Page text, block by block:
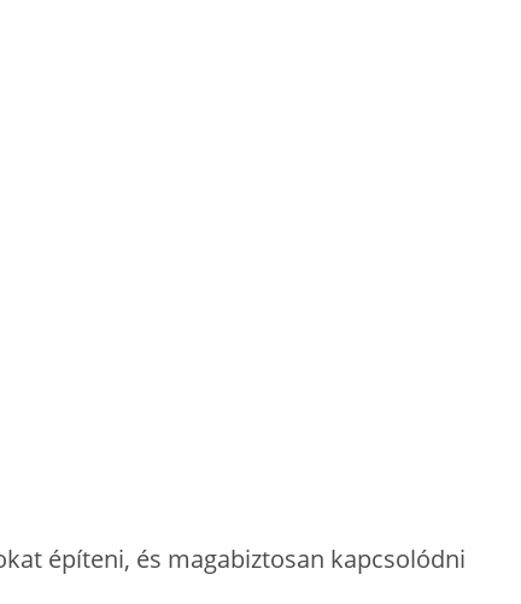
építeni, és magabiztosan kapcsolódni